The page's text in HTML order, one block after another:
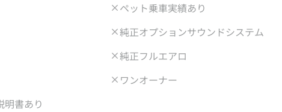
ペット乗車実績あり
純正オプションサウンドシステム
純正フルエアロ
ワンオーナー
明書あり